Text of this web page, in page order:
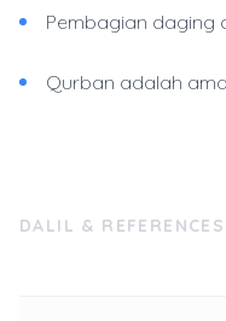
Pembagian daging
Qurban adalah
DALIL & REFERENCES